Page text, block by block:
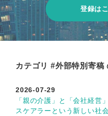
登録は
カテゴリ #外部特別寄稿
2026-07-29
「親の介護」と「会社経
スケアラーという新しい社